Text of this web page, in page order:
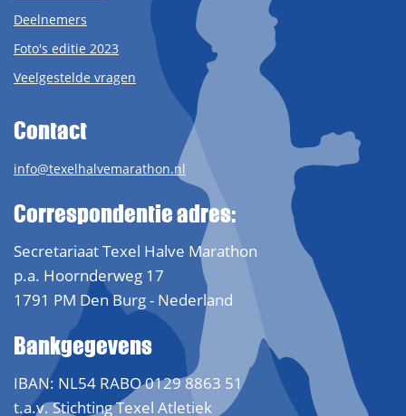
Deelnemers
Foto's editie 2023
Veelgestelde vragen
Contact
info@texelhalvemarathon.nl
Correspondentie adres:
Secretariaat Texel Halve Marathon
p.a. Hoornderweg 17
1791 PM Den Burg - Nederland
Bankgegevens
IBAN: NL54 RABO 0129 8863 51
t.a.v. Stichting Texel Atletiek